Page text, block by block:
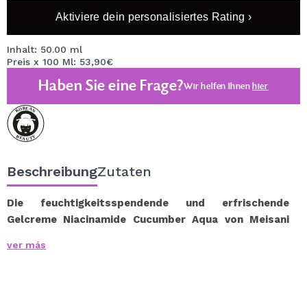
Aktiviere dein personalisiertes Rating ›
Inhalt: 50.00 ml
Preis x 100 Ml: 53,90€
Haben Sie eine Frage?Wir helfen Ihnenhier
BeschreibungZutaten
Die feuchtigkeitsspendende und erfrischende
Gelcreme Niacinamide Cucumber Aqua von Meisani
Frische.
ver más